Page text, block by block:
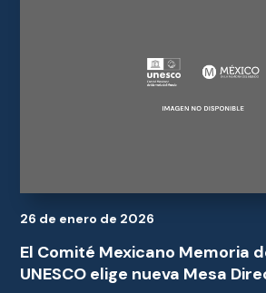
26 de enero de 2026
El Comité Mexicano Memoria
UNESCO elige nueva Mesa